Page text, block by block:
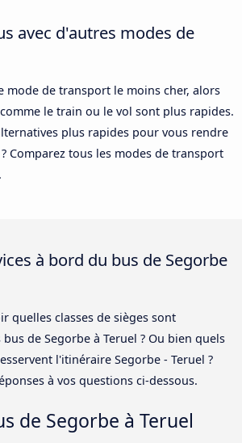
avec d'autres modes de
mode de transport le moins cher, alors
le train ou le vol sont plus rapides.
plus rapides pour vous rendre
Comparez tous les modes de transport
.
à bord du bus de Segorbe
quelles classes de sièges sont
de Segorbe à Teruel ? Ou bien quels
l'itinéraire Segorbe - Teruel ?
à vos questions ci-dessous.
de Segorbe à Teruel